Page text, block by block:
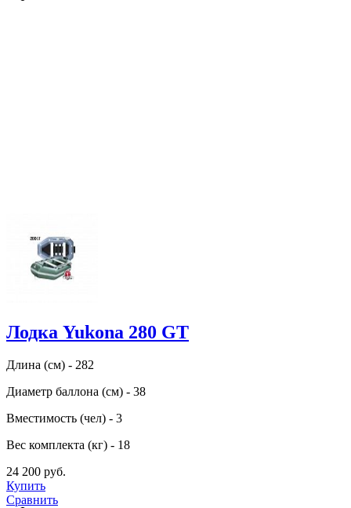
Лодка Yukona 280 GT
Длина (см) - 282
Диаметр баллона (см) - 38
Вместимость (чел) - 3
Вес комплекта (кг) - 18
24 200 руб.
Купить
Сравнить